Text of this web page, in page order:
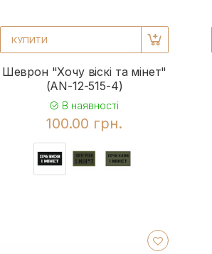
КУПИТИ
Шеврон "Хочу віскі та мінет"
(AN-12-515-4)
В наявності
100.00 грн.